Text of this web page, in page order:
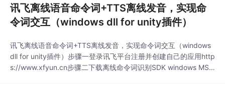
片上光放大器和分布式
部署策略
留技术通过将权重固化
在光路上，实现了零拷
贝计算，显著降低延
分复用与光子张量单元
结合的算力架构设计、
空心光纤环形缓存管理
讯飞离线语音命令词+TTS离线发音，实现命
令词交互（windows dll for unity插件）
讯飞离线语音命令词+TTS离线发音，实现命令词交互（windows
dll for unity插件）步骤一登录讯飞平台注册并创建自己的应用http
s://www.xfyun.cn步骤二下载离线命令词识别SDK windows MSC